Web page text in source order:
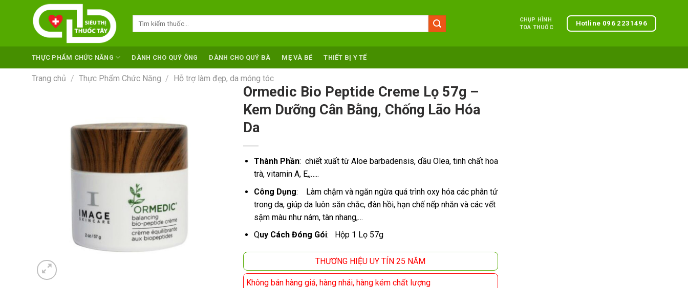
CHỤP HÌNH
TOA THUỐC
Hotline 096 2231496
THỰC PHẨM CHỨC NĂNG DÀNH CHO QUÝ ÔNG DÀNH CHO QUÝ BÀ MẸ VÀ BÉ THIẾT BỊ Y TẾ
Trang chủ / Thực Phẩm Chức Năng / Hỗ trợ làm đẹp, da móng tóc
Ormedic Bio Peptide Creme Lọ 57g –
Kem Dưỡng Cân Bằng, Chống Lão Hóa
Da
Thành Phần: chiết xuất từ Aloe barbadensis, dầu Olea, tinh chất hoa
trà, vitamin A, E,,…..
Công Dụng: Làm chậm và ngăn ngừa quá trình oxy hóa các phân tử
trong da, giúp da luôn săn chắc, đàn hồi, hạn chế nếp nhăn và các vết
sậm màu như nám, tàn nhang,…
Quy Cách Đóng Gói: Hộp 1 Lọ 57g
THƯƠNG HIỆU UY TÍN 25 NĂM
Không bán hàng giả, hàng nhái, hàng kém chất lượng